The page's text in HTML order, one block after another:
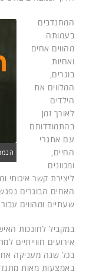
המתנדבים
בעמותה
מהווים אחים
ואחיות
בוגרים,
המלווים את
הילדים
לאורך זמן
בהתמודדותם
עם אתגרי
החיים,
ומכוונים
ליצירת קשר איכותי
האחים הבוגרים
שעתיים ומהווים
במקביל לחונכות
אירועים חווייתיים
בכל שנה מעניקה אח
באמצעות מאות